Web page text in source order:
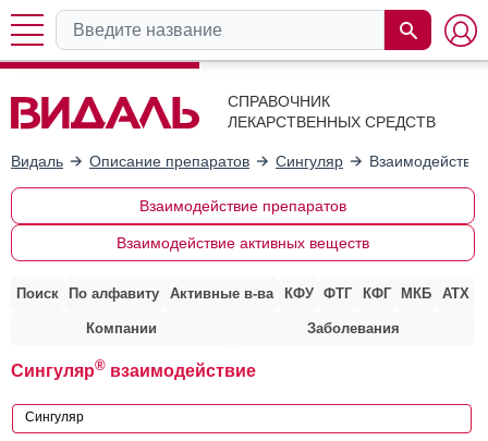
СПРАВОЧНИК
ЛЕКАРСТВЕННЫХ СРЕДСТВ
Видаль Описание препаратов Сингуляр
Взаимодействие препаратов
Взаимодействие активных веществ
Поиск По алфавиту Активные в-ва КФУ ФТГ КФГ МКБ АТХ
Компании Заболевания
Сингуляр® взаимодействие